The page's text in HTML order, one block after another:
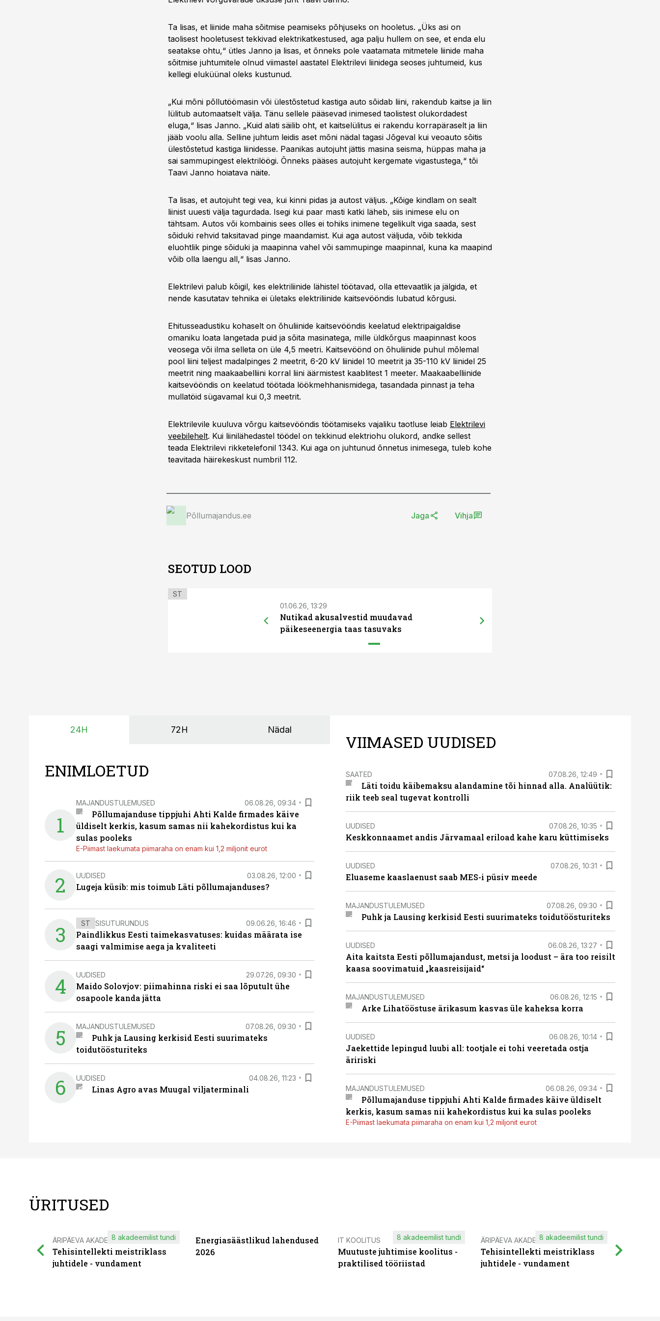
Ta lisas, et liinide maha sõitmise peamiseks põhjuseks on hooletus. „Üks asi on
taolisest hooletusest tekkivad elektrikatkestused, aga palju hullem on see, et enda elu
seatakse ohtu,“ ütles Janno ja lisas, et õnneks pole vaatamata mitmetele liinide maha
sõitmise juhtumitele olnud viimastel aastatel Elektrilevi liinidega seoses juhtumeid, kus
kellegi eluküünal oleks kustunud.
„Kui mõni põllutöömasin või ülestõstetud kastiga auto sõidab liini, rakendub kaitse ja liin
lülitub automaatselt välja. Tänu sellele pääsevad inimesed taolistest olukordadest
eluga,“ lisas Janno. „Kuid alati säilib oht, et kaitselülitus ei rakendu korrapäraselt ja liin
jääb voolu alla. Selline juhtum leidis aset mõni nädal tagasi Jõgeval kui veoauto sõitis
ülestõstetud kastiga liinidesse. Paanikas autojuht jättis masina seisma, hüppas maha ja
sai sammupingest elektrilöögi. Õnneks pääses autojuht kergemate vigastustega,“ tõi
Taavi Janno hoiatava näite.
Ta lisas, et autojuht tegi vea, kui kinni pidas ja autost väljus. „Kõige kindlam on sealt
liinist uuesti välja tagurdada. Isegi kui paar masti katki läheb, siis inimese elu on
tähtsam. Autos või kombainis sees olles ei tohiks inimene tegelikult viga saada, sest
sõiduki rehvid taksitavad pinge maandamist. Kui aga autost väljuda, võib tekkida
eluohtlik pinge sõiduki ja maapinna vahel või sammupinge maapinnal, kuna ka maapind
võib olla laengu all,“ lisas Janno.
Elektrilevi palub kõigil, kes elektriliinide lähistel töötavad, olla ettevaatlik ja jälgida, et
nende kasutatav tehnika ei ületaks elektriliinide kaitsevööndis lubatud kõrgusi.
Ehitusseadustiku kohaselt on õhuliinide kaitsevööndis keelatud elektripaigaldise
omaniku loata langetada puid ja sõita masinatega, mille üldkõrgus maapinnast koos
veosega või ilma selleta on üle 4,5 meetri. Kaitsevöönd on õhuliinide puhul mõlemal
pool liini teljest madalpinges 2 meetrit, 6-20 kV liinidel 10 meetrit ja 35-110 kV liinidel 25
meetrit ning maakaabelliini korral liini äärmistest kaablitest 1 meeter. Maakaabelliinide
kaitsevööndis on keelatud töötada löökmehhanismidega, tasandada pinnast ja teha
mullatöid sügavamal kui 0,3 meetrit.
Elektrilevile kuuluva võrgu kaitsevööndis töötamiseks vajaliku taotluse leiab Elektrilevi
veebilehelt. Kui liinilähedastel töödel on tekkinud elektriohu olukord, andke sellest
teada Elektrilevi rikketelefonil 1343. Kui aga on juhtunud õnnetus inimesega, tuleb kohe
teavitada häirekeskust numbril 112.
Põllumajandus.ee Jaga Vihja
SEOTUD LOOD
ST
01.06.26, 13:29
Nutikad akusalvestid muudavad
päikeseenergia taas tasuvaks
24H 72H Nädal
ENIMLOETUD
1
MAJANDUSTULEMUSED 06.08.26, 09:34
Põllumajanduse tippjuhi Ahti Kalde firmades käive
üldiselt kerkis, kasum samas nii kahekordistus kui ka
sulas pooleks
E-Piimast laekumata piimaraha on enam kui 1,2 miljonit eurot
2 UUDISED 03.08.26, 12:00
Lugeja küsib: mis toimub Läti põllumajanduses?
3 ST SISUTURUNDUS 09.06.26, 16:46
Paindlikkus Eesti taimekasvatuses: kuidas määrata ise
saagi valmimise aega ja kvaliteeti
4 UUDISED 29.07.26, 09:30
Maido Solovjov: piimahinna riski ei saa lõputult ühe
osapoole kanda jätta
5 MAJANDUSTULEMUSED 07.08.26, 09:30
Puhk ja Lausing kerkisid Eesti suurimateks
toidutöösturiteks
6 UUDISED 04.08.26, 11:23
Linas Agro avas Muugal viljaterminali
VIIMASED UUDISED
SAATED 07.08.26, 12:49
Läti toidu käibemaksu alandamine tõi hinnad alla. Analüütik:
riik teeb seal tugevat kontrolli
UUDISED 07.08.26, 10:35
Keskkonnaamet andis Järvamaal eriload kahe karu küttimiseks
UUDISED 07.08.26, 10:31
Eluaseme kaaslaenust saab MES-i püsiv meede
MAJANDUSTULEMUSED 07.08.26, 09:30
Puhk ja Lausing kerkisid Eesti suurimateks toidutöösturiteks
UUDISED 06.08.26, 13:27
Aita kaitsta Eesti põllumajandust, metsi ja loodust – ära too reisilt
kaasa soovimatuid „kaasreisijaid“
MAJANDUSTULEMUSED 06.08.26, 12:15
Arke Lihatööstuse ärikasum kasvas üle kaheksa korra
UUDISED 06.08.26, 10:14
Jaekettide lepingud luubi all: tootjale ei tohi veeretada ostja
äririski
MAJANDUSTULEMUSED 06.08.26, 09:34
Põllumajanduse tippjuhi Ahti Kalde firmades käive üldiselt
kerkis, kasum samas nii kahekordistus kui ka sulas pooleks
E-Piimast laekumata piimaraha on enam kui 1,2 miljonit eurot
ÜRITUSED
ÄRIPÄEVA AKADEEMIA
Tehisintellekti meistriklass
juhtidele - vundament
8 akadeemilist tundi
Energiasäästlikud lahendused
2026
IT KOOLITUS
Muutuste juhtimise koolitus -
praktilised tööriistad
8 akadeemilist tundi ÄRIPÄEVA AKADEEMIA
Tehisintellekti meistriklass
juhtidele - vundament
8 akadeemilist tundi